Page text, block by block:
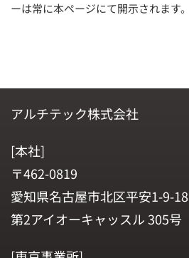
ーは常に本ページにて開示されます。
アルチテック株式会社
[本社]
〒462-0819
愛知県名古屋市北区平安1-9-18
第2アイオーキャッスル 305号